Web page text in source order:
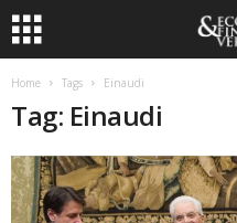
Home Tags Einaudi
Tag: Einaudi